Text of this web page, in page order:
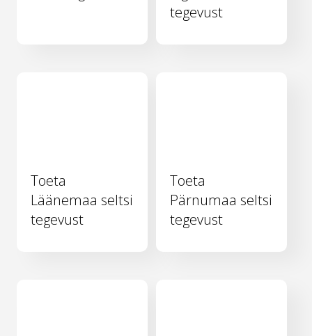
tegevust
Toeta
Läänemaa seltsi
tegevust
Toeta
Pärnumaa seltsi
tegevust